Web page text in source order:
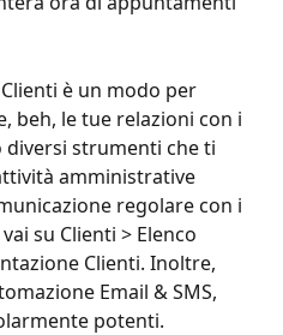
è un modo per
beh, le tue relazioni con i
strumenti che ti
amministrative
regolare con i
su Clienti > Elenco
Clienti. Inoltre,
Email & SMS,
potenti.